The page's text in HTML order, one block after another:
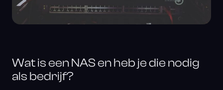
Wat is een NAS en heb je die nodig
als bedrijf?